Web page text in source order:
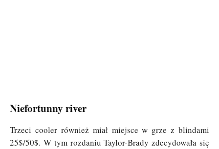
Niefortunny river
Trzeci cooler również miał miejsce w grze z blindami
25$/50$. W tym rozdaniu Taylor-Brady zdecydowała się